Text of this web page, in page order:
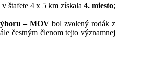
v štafete 4 x 5 km získala 4. miesto;
– MOV bol zvolený rodák z
čestným členom tejto významnej